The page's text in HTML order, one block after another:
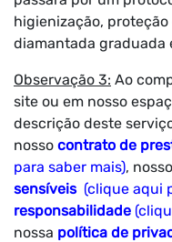
higienização,
diamantada graduada
Observação 3: Ao
site ou em nosso
descrição deste
nosso contrato de
para saber mais), nosso
sensíveis(clique aqui
responsabilidade
nossa política de